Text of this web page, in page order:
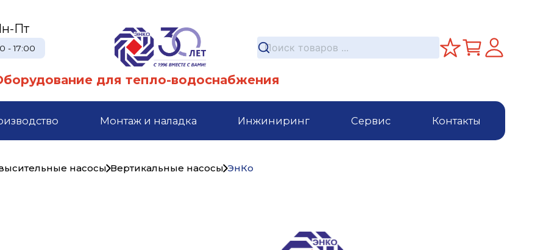
Пт
- 17:00
для тепло-водоснабжения
Монтаж и наладка Инжиниринг Сервис Контакты
насосы Вертикальные насосы ЭнКо